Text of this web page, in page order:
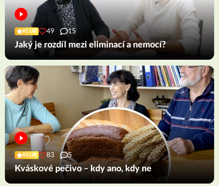
KLUB 49 15
Jaký je rozdíl mezi eliminací a nemocí?
KLUB 83 5
Kváskové pečivo – kdy ano, kdy ne